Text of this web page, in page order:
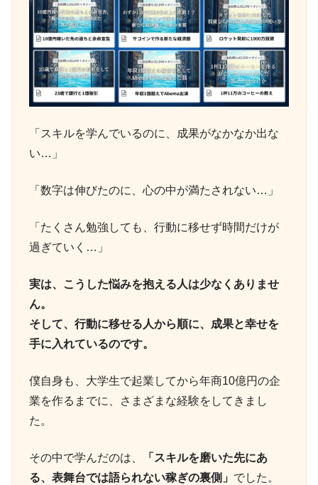
「スキルを学んでいるのに、成果がなかなか出な
い…」
「数字は伸びたのに、心の中が満たされない…」
「たくさん勉強しても、行動に移せず時間だけが
過ぎていく…」
実は、こうした悩みを抱える人は少なくありませ
ん。
そして、行動に移せる人から順に、成果と幸せを
手に入れているのです。
僕自身も、大学生で起業してから年商10億円の企
業を作るまでに、さまざまな経験をしてきまし
た。
その中で学んだのは、
「スキルを磨いた先にあ
る、表舞台では語られない稼ぎの裏側」 でした。